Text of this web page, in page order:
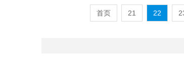
首页 21 22